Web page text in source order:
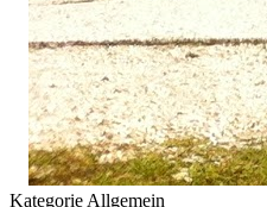
Kategorie Allgemein